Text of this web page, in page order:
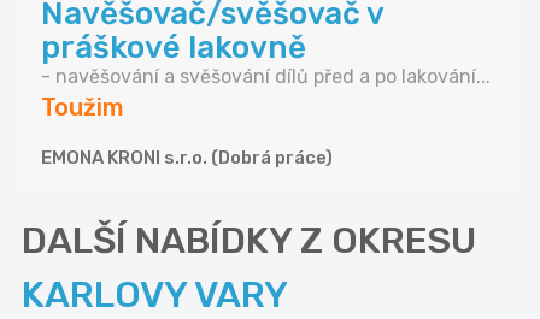
Navěšovač/svěšovač v
práškové lakovně
- navěšování a svěšování dílů před a po lakování...
Toužim
EMONA KRONI s.r.o. (Dobrá práce)
DALŠÍ NABÍDKY Z OKRESU
KARLOVY VARY